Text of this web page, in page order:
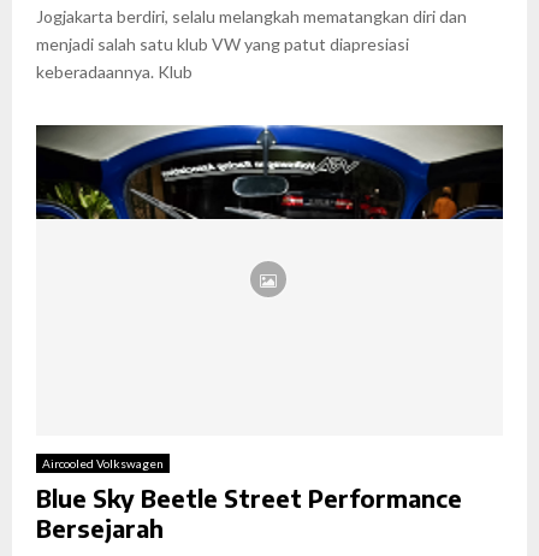
Jogjakarta berdiri, selalu melangkah mematangkan diri dan
menjadi salah satu klub VW yang patut diapresiasi
keberadaannya. Klub
Aircooled Volkswagen
Blue Sky Beetle Street Performance
Bersejarah